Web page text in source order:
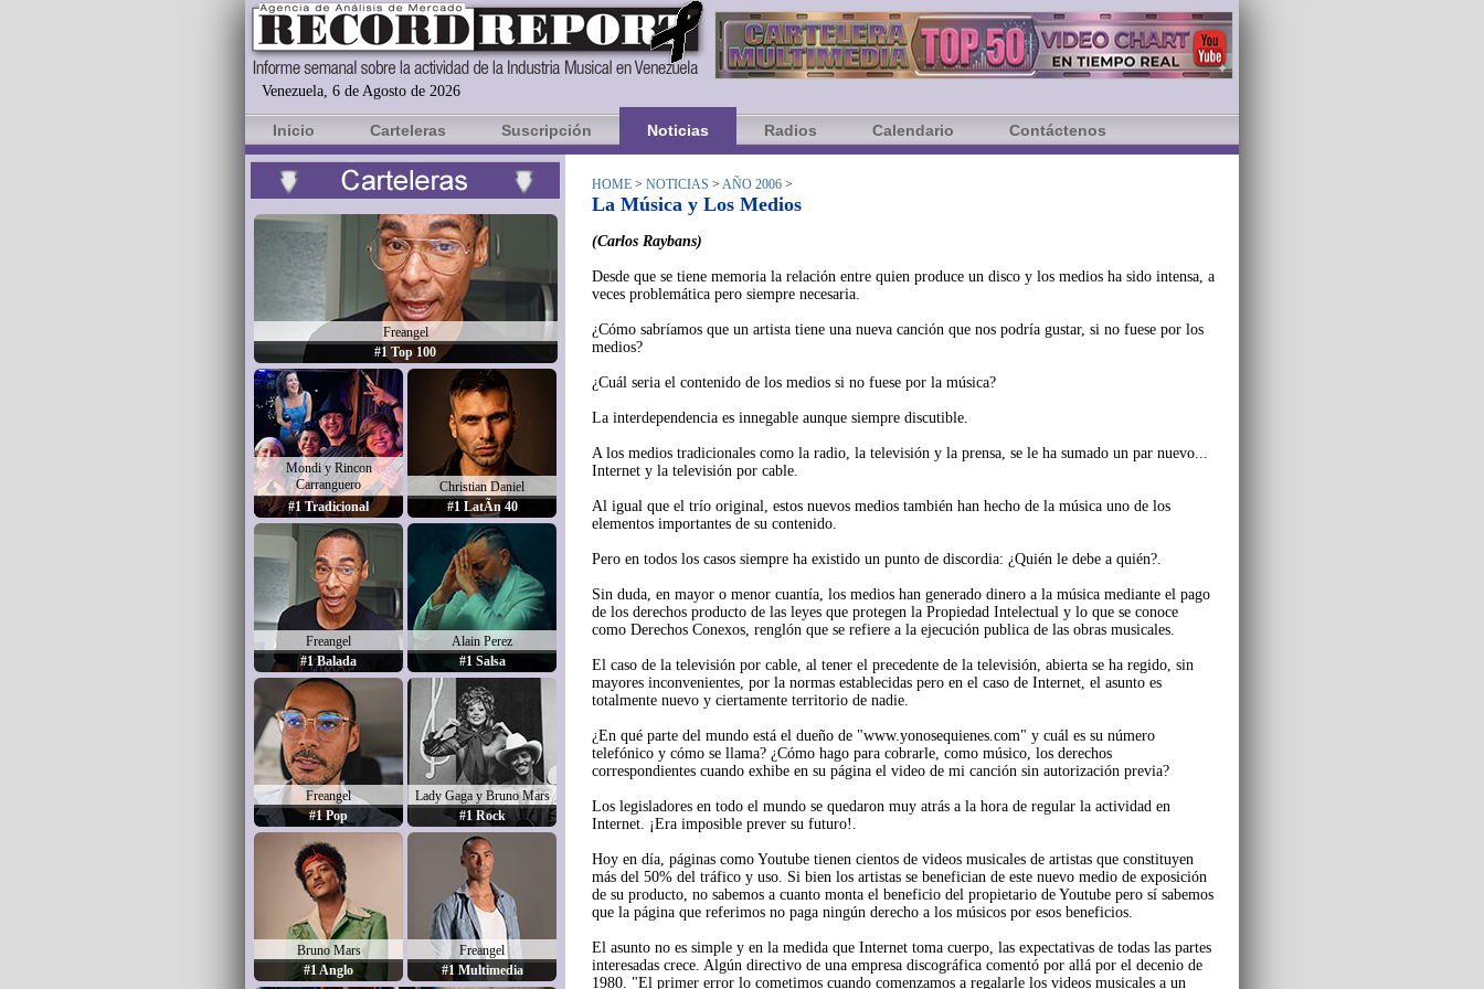
Venezuela, 6 de Agosto de 2026
Inicio Carteleras Suscripción Noticias Radios Calendario Contáctenos
Freangel
#1 Top 100
Mondi y Rincon
Carranguero
#1 Tradicional
Christian Daniel
#1 LatÃ­n 40
Freangel
#1 Balada
Alain Perez
#1 Salsa
Freangel
#1 Pop
Lady Gaga y Bruno Mars
#1 Rock
Bruno Mars
#1 Anglo
Freangel
#1 Multimedia
HOME > NOTICIAS > AÑO 2006 >
La Música y Los Medios
(Carlos Raybans)
Desde que se tiene memoria la relación entre quien produce un disco y los medios ha sido intensa, a
veces problemática pero siempre necesaria.
¿Cómo sabríamos que un artista tiene una nueva canción que nos podría gustar, si no fuese por los
medios?
¿Cuál seria el contenido de los medios si no fuese por la música?
La interdependencia es innegable aunque siempre discutible.
A los medios tradicionales como la radio, la televisión y la prensa, se le ha sumado un par nuevo...
Internet y la televisión por cable.
Al igual que el trío original, estos nuevos medios también han hecho de la música uno de los
elementos importantes de su contenido.
Pero en todos los casos siempre ha existido un punto de discordia: ¿Quién le debe a quién?.
Sin duda, en mayor o menor cuantía, los medios han generado dinero a la música mediante el pago
de los derechos producto de las leyes que protegen la Propiedad Intelectual y lo que se conoce
como Derechos Conexos, renglón que se refiere a la ejecución publica de las obras musicales.
El caso de la televisión por cable, al tener el precedente de la televisión, abierta se ha regido, sin
mayores inconvenientes, por la normas establecidas pero en el caso de Internet, el asunto es
totalmente nuevo y ciertamente territorio de nadie.
¿En qué parte del mundo está el dueño de "www.yonosequienes.com" y cuál es su número
telefónico y cómo se llama? ¿Cómo hago para cobrarle, como músico, los derechos
correspondientes cuando exhibe en su página el video de mi canción sin autorización previa?
Los legisladores en todo el mundo se quedaron muy atrás a la hora de regular la actividad en
Internet. ¡Era imposible prever su futuro!.
Hoy en día, páginas como Youtube tienen cientos de videos musicales de artistas que constituyen
más del 50% del tráfico y uso. Si bien los artistas se benefician de este nuevo medio de exposición
de su producto, no sabemos a cuanto monta el beneficio del propietario de Youtube pero sí sabemos
que la página que referimos no paga ningún derecho a los músicos por esos beneficios.
El asunto no es simple y en la medida que Internet toma cuerpo, las expectativas de todas las partes
interesadas crece. Algún directivo de una empresa discográfica comentó por allá por el decenio de
1980. "El primer error lo cometimos cuando comenzamos a regalarle los videos musicales a un